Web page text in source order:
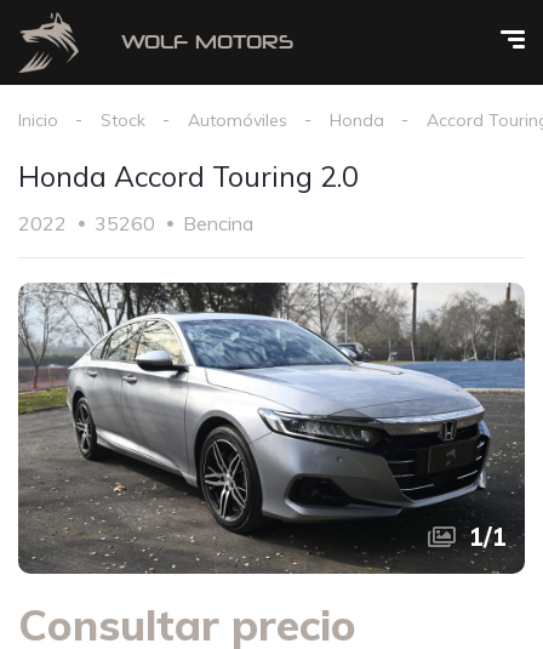
Inicio Stock Automóviles Honda Accord
Honda Accord Touring 2.0
2022 35260 Bencina
1/1
Consultar precio